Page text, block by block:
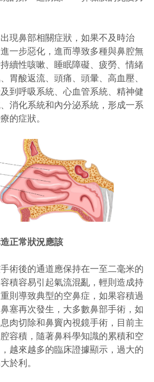
現鼻部相關症狀，如果不及時治
一步惡化，進而導致多種與鼻腔無
續性咳嗽、睡眠障礙、疲勞、情緒
胃酸返流、頭痛、頭暈、高血壓、
到呼吸系統、心血管系統、精神健
消化系統和內分泌系統，形成一系
的症狀。
正常狀況應該
術後的通道應保持在一至二毫米的
積容易引起氣流混亂，輕則造成持
則導致典型的空鼻症，如果容積過
塞再次發生，大多數鼻部手術，如
肉切除和鼻竇內視鏡手術，目前主
容積，隨著鼻科學知識的累積和空
越來越多的臨床證據顯示，過大的
於利。